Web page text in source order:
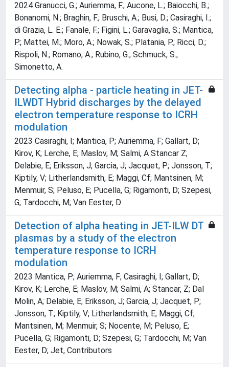
2024 Granucci, G.; Auriemma, F.; Aucone, L.; Baiocchi, B.;
Bonanomi, N.; Braghin, F.; Bruschi, A.; Busi, D.; Casiraghi, I.;
di Grazia, L. E.; Fanale, F.; Figini, L.; Garavaglia, S.; Mantica,
P.; Mattei, M.; Moro, A.; Nowak, S.; Platania, P.; Ricci, D.;
Rispoli, N.; Romano, A.; Rubino, G.; Schmuck, S.;
Simonetto, A.
Detecting alpha - particle heating in JET-
ILWDT Hybrid discharges by the delayed
electron temperature response to ICRH
modulation
2023 Casiraghi, I; Mantica, P; Auriemma, F; Gallart, D;
Kirov, K; Lerche, E; Maslov, M; Salmi, A Stancar Z;
Delabie, E; Eriksson, J; Garcia, J; Jacquet, P; Jonsson, T;
Kiptily, V; Litherlandsmith, E; Maggi, Cf; Mantsinen, M;
Menmuir, S; Peluso, E; Pucella, G; Rigamonti, D; Szepesi,
G; Tardocchi, M; Van Eester, D
Detection of alpha heating in JET-ILW DT
plasmas by a study of the electron
temperature response to ICRH
modulation
2023 Mantica, P; Auriemma, F; Casiraghi, I; Gallart, D;
Kirov, K; Lerche, E; Maslov, M; Salmi, A; Stancar, Z; Dal
Molin, A; Delabie, E; Eriksson, J; Garcia, J; Jacquet, P;
Jonsson, T; Kiptily, V; Litherlandsmith, E; Maggi, Cf;
Mantsinen, M; Menmuir, S; Nocente, M; Peluso, E;
Pucella, G; Rigamonti, D; Szepesi, G; Tardocchi, M; Van
Eester, D; Jet, Contributors